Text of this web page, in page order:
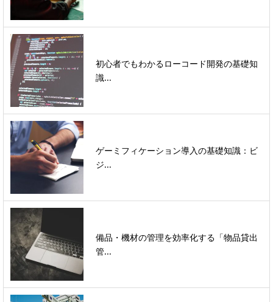
初心者でもわかるローコード開発の基礎知
識...
ゲーミフィケーション導入の基礎知識：ビ
ジ...
備品・機材の管理を効率化する「物品貸出
管...